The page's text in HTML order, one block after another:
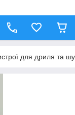
для дриля та